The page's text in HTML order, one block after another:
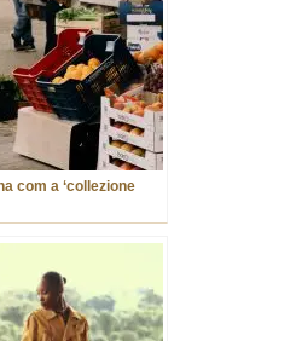
com a ‘collezione